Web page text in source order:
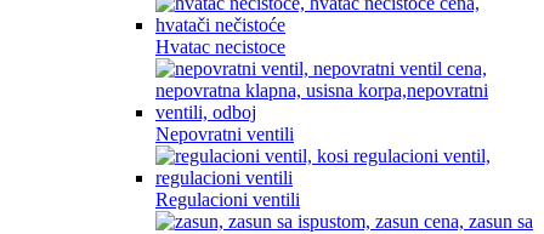
Hvatac necistoce
Nepovratni ventili
Regulacioni ventili